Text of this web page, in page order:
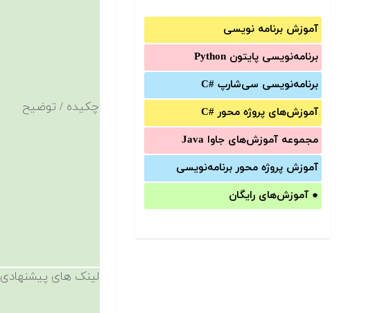
آموزش برنامه نویسی
برنامه‌نویسی پایتون Python
برنامه‌‌نویسی سی‌شارپ C#‎
آموزش‌های پروژه محور #C
مجموعه آموزش‌های جاوا Java
آموزش‌ پروژه محور برنامه‌نویسی
● آموزش‌های رایگان
چکیده / توضیح
لینک های پیشنهادی